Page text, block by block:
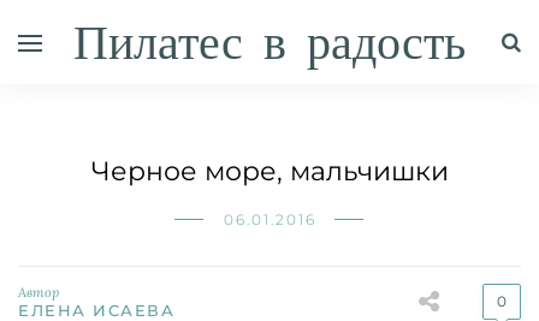
Пилатес в радость
Черное море, мальчишки
06.01.2016
Автор
ЕЛЕНА ИСАЕВА 0